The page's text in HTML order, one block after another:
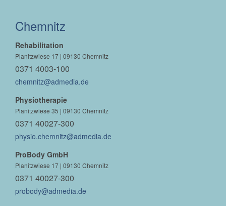
Chemnitz
Rehabilitation
Planitzwiese 17 | 09130 Chemnitz
0371 4003-100
chemnitz@admedia.de
Physiotherapie
Planitzwiese 35 | 09130 Chemnitz
0371 40027-300
physio.chemnitz@admedia.de
ProBody GmbH
Planitzwiese 17 | 09130 Chemnitz
0371 40027-300
probody@admedia.de